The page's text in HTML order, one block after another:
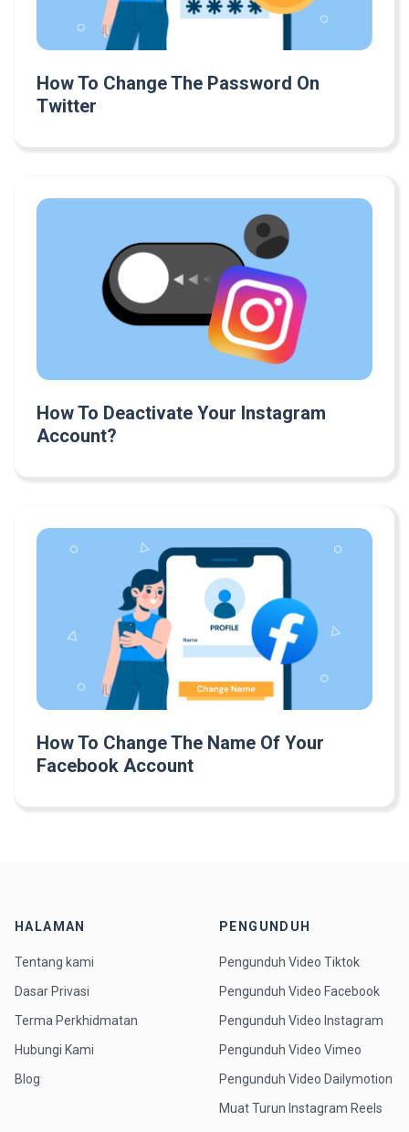
How To Change The Password On
Twitter
How To Deactivate Your Instagram
Account?
How To Change The Name Of Your
Facebook Account
HALAMAN
Tentang kami
Dasar Privasi
Terma Perkhidmatan
Hubungi Kami
Blog
PENGUNDUH
Pengunduh Video Tiktok
Pengunduh Video Facebook
Pengunduh Video Instagram
Pengunduh Video Vimeo
Pengunduh Video Dailymotion
Muat Turun Instagram Reels